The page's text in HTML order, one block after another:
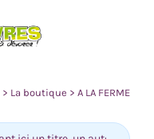
> La boutique >A LA FERME